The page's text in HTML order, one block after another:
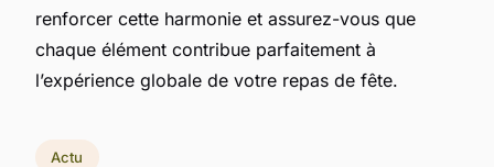
renforcer cette harmonie et assurez-vous que
chaque élément contribue parfaitement à
l’expérience globale de votre repas de fête.
Actu